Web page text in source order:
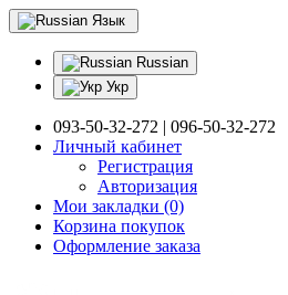
Язык
Russian
Укр
093-50-32-272 | 096-50-32-272
Личный кабинет
Регистрация
Авторизация
Мои закладки (0)
Корзина покупок
Оформление заказа